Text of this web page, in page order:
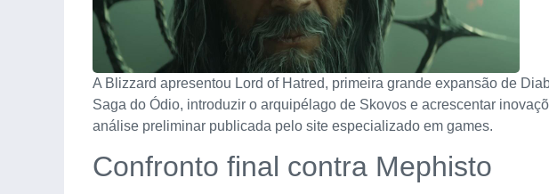
A Blizzard apresentou Lord of Hatred, primeira grande expansão de
Saga do Ódio, introduzir o arquipélago de Skovos e acrescentar
análise preliminar publicada pelo site especializado em games.
Confronto final contra Mephisto